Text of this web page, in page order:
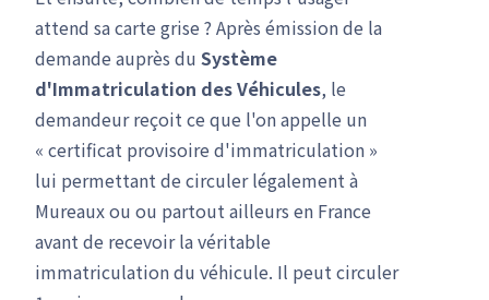
attend sa carte grise ? Après émission de la
demande auprès du Système
d'Immatriculation des Véhicules, le
demandeur reçoit ce que l'on appelle un
« certificat provisoire d'immatriculation »
lui permettant de circuler légalement à
Mureaux ou ou partout ailleurs en France
avant de recevoir la véritable
immatriculation du véhicule. Il peut circuler